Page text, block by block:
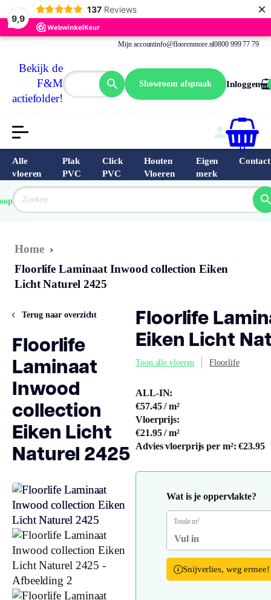
9,9
137 Reviews ×
Mijn accountinfo@floorenmore.nl0800 999 77 79
Bekijk de
F&M
actiefolder!
Showroom afspraak Inloggen
0
Alle
vloeren
Plak
PVC
Click
PVC
Houten
Vloeren
Eigen
merk
Contact
van
Home ›
Floorlife Laminaat Inwood collection Eiken
Licht Naturel 2425
Terug naar overzicht
Floorlife
Laminaat
Inwood
collection
Eiken Licht
Naturel 2425
Floorlife
Eiken Licht
Toon alle vloeren Floorlife
ALL-IN:
€57.45 / m²
Vloerprijs:
€21.95/ m²
Advies vloerprijs per m²: €23.95
Wat is je oppervlakte?
Totale m²
Snijverlies, weg